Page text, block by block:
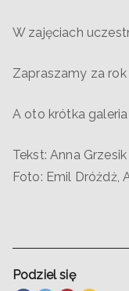
W zajęciach
Zapraszamy za rok
A oto krótka
Tekst: Anna Grzesik
Foto: Emil Dróżdż,
Podziel się